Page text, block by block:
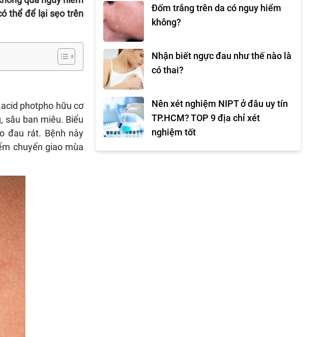
thể để lại sẹo trên
photpho hữu cơ
sâu ban miêu. Biểu
đau rát. Bệnh này
chuyển giao mùa
Đốm trắng trên da có nguy hiểm
không?
Nhận biết ngực đau như thế nào là
có thai?
Nên xét nghiệm NIPT ở đâu uy tín
TP.HCM? TOP 9 địa chỉ xét
nghiệm tốt